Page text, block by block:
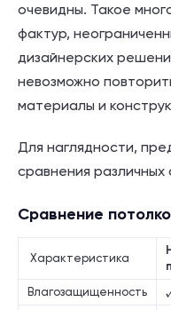
очевидны. Такое
фактур,
дизайнерских
невозможно
материалы и
Для наглядности,
сравнения
Сравнение
Характеристика
Влагозащищенность